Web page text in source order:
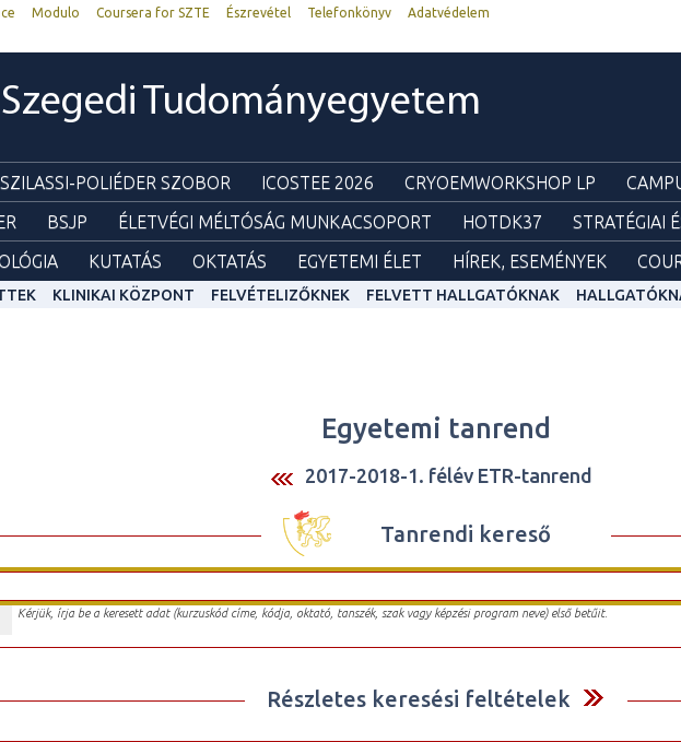
Modulo Coursera for SZTE Észrevétel Telefonkönyv
Adatvédelem
Szegedi Tudományegyetem
SZILASSI-POLIÉDER SZOBOR ICOSTEE 2026 CRYOEMWORKSHOP LP
BSJP ÉLETVÉGI MÉLTÓSÁG MUNKACSOPORT HOTDK37 STRATÉGIAI
KUTATÁS OKTATÁS EGYETEMI ÉLET HÍREK, ESEMÉNYEK
KLINIKAI KÖZPONT FELVÉTELIZŐKNEK FELVETT HALLGATÓKNAK
Egyetemi tanrend
2017-2018-1. félév ETR-tanrend
Tanrendi kereső
Kérjük, írja be a keresett adat (kurzuskód címe, kódja, oktató, tanszék, szak vagy képzési program neve) első betűit.
Részletes keresési feltételek